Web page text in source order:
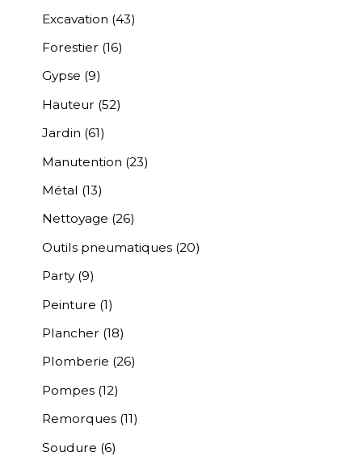
Excavation (43)
Forestier (16)
Gypse (9)
Hauteur (52)
Jardin (61)
Manutention (23)
Métal (13)
Nettoyage (26)
Outils pneumatiques (20)
Party (9)
Peinture (1)
Plancher (18)
Plomberie (26)
Pompes (12)
Remorques (11)
Soudure (6)